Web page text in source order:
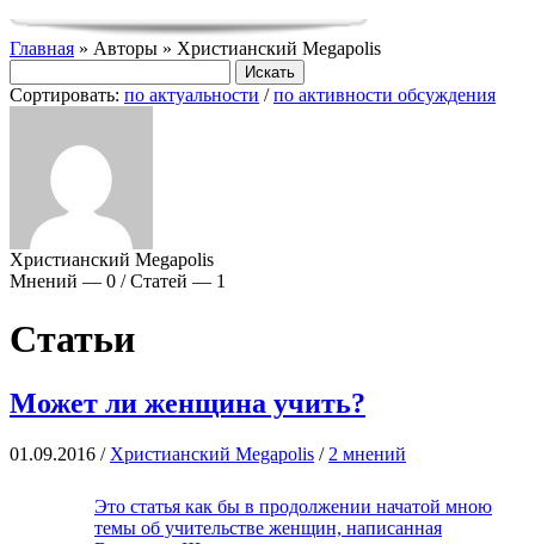
Главная » Авторы » Христианский Megapolis
Сортировать: по актуальности /по активности обсуждения
Христианский Megapolis
Мнений — 0 / Статей — 1
Статьи
Может ли женщина учить?
01.09.2016 / Христианский Megapolis / 2 мнений
Это статья как бы в продолжении начатой мною
темы об учительстве женщин, написанная